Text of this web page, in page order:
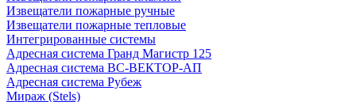
Извещатели пожарные ручные
Извещатели пожарные тепловые
Интегрированные системы
Адресная система Гранд Магистр 125
Адресная система ВС-ВЕКТОР-АП
Адресная система Рубеж
Мираж (Stels)